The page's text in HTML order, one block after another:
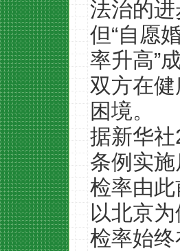
法治的进
但“自愿
率升高”
双方在
困境。
据新华
条例实
检率由
以北京
检率始